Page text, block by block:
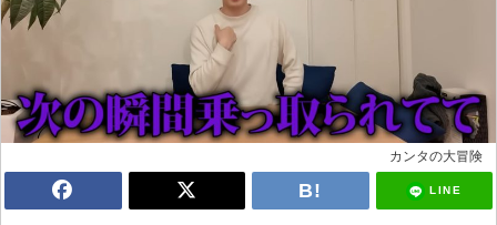
カンタの大冒険
LINE